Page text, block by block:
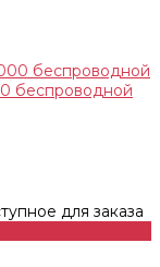
беспроводной
для заказа